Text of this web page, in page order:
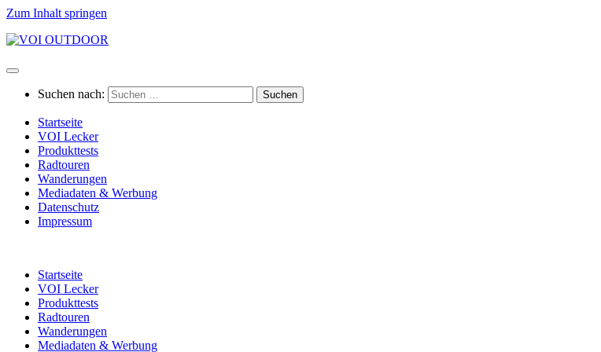
Zum Inhalt springen
Suchen nach:
Startseite
VOI Lecker
Produkttests
Radtouren
Wanderungen
Mediadaten & Werbung
Datenschutz
Impressum
Startseite
VOI Lecker
Produkttests
Radtouren
Wanderungen
Mediadaten & Werbung